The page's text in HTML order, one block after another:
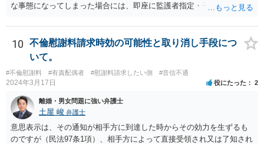
な事態になってしまった場合には、即座に監護者指定・子の引渡しの
でしょう。 親権者や監護者の指定が争いになる場合、現在の実務では
「主たる監護者が父母いずれか」という基準で判断されます。具体的
には、子が生まれてから現在に至るまで、産休・育休取得の有無、子
の衣食住の世話、子の傷病時の看病等、保育園や習い事への対応など
に関する具体的（中心的）監護実績をもとにして、他方配偶者と比較
して、自分が主として子を監護してきた者であるかどうかが重要にな
ります。【子供の監護は平日休日含めて8割私です。】ということでは
あるのですが、上記のとおり、様々な具体的な事情を踏まえて検討す
る必要があるので、最寄りの弁護士などに個別に相談することをお勧
めいたします。
10
不倫慰謝料請求時効の可能性と取り消し手段につ
いて。
#不倫慰謝料 #有責配偶者 #慰謝料請求したい側 #音信不通
2024年3月17日 役にたった 2
離婚・男女問題に強い弁護士
土屋 峻 弁護士
意思表示は、その通知が相手方に到達した時からその効力を生ずるも
のですが（民法97条1項）、相手方によって直接受領され又は了知され